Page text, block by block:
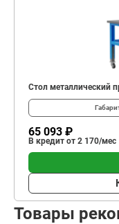
Стол металлический
65 093 ₽
В кредит от 2 170/мес
Товары